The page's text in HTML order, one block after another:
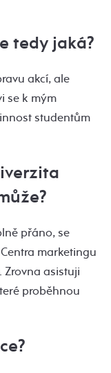
tedy jaká?
akcí, ale
se k mým
studentům
přáno, se
marketingu
Zrovna asistuji
proběhnou